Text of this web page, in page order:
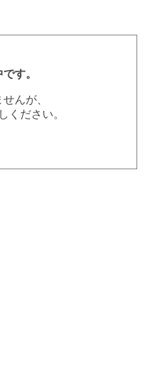
す。
んが、
ください。